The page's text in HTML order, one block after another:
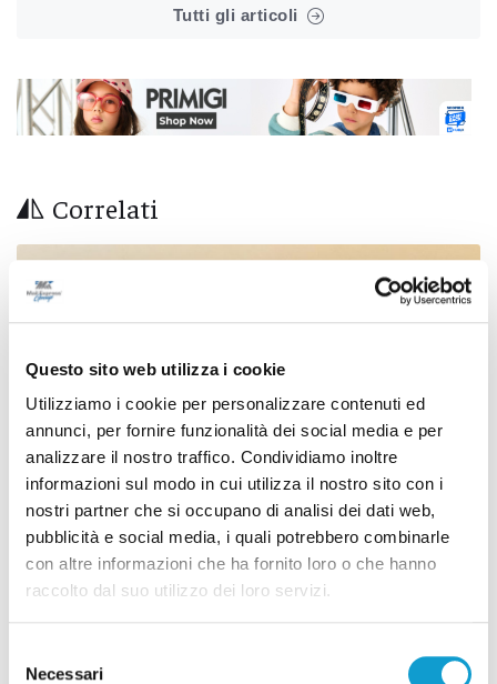
Questo sito web utilizza i cookie
Utilizziamo i cookie per personalizzare contenuti ed
annunci, per fornire funzionalità dei social media e per
analizzare il nostro traffico. Condividiamo inoltre
informazioni sul modo in cui utilizza il nostro sito con i
nostri partner che si occupano di analisi dei dati web,
pubblicità e social media, i quali potrebbero combinarle
con altre informazioni che ha fornito loro o che hanno
raccolto dal suo utilizzo dei loro servizi.
delNecessari
Tutti gli articoli
Correlati
Settore Giovanile Academy - Alessandro Re, da